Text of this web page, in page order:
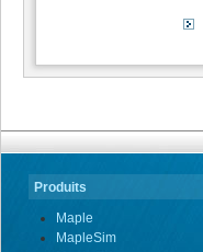
Produits
Maple
MapleSim